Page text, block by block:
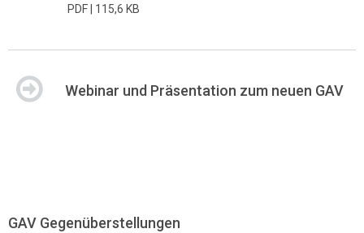
PDF | 115,6 KB
Webinar und Präsentation zum neuen GAV
GAV Gegenüberstellungen